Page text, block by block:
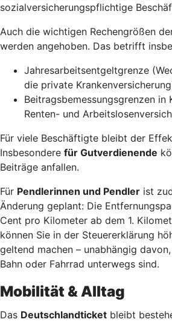
sozialversicherungspflichtige
Auch die wichtigen Rechengrößen
werden angehoben. Das betrifft
Jahresarbeitsentgeltgrenze
die private
Beitragsbemessungsgrenzen in
Renten- und
Für viele Beschäftigte bleibt der
Insbesondere für Gutverdienende
Beiträge anfallen.
Für Pendlerinnen und Pendler ist
Änderung geplant: Die
Cent pro Kilometer ab dem 1.
können Sie in der Steuererklärung
geltend machen – unabhängig
Bahn oder Fahrrad unterwegs sind.
Mobilität & Alltag
Das Deutschlandticket bleibt